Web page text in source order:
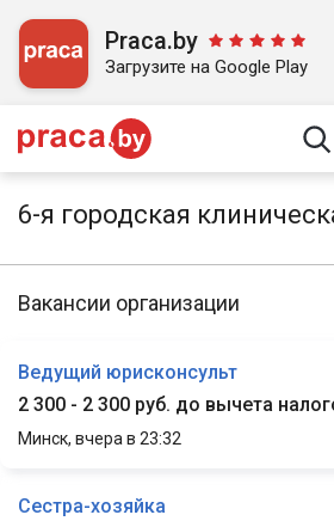
Praca.by
Загрузите на Google Play
6-я городская
Вакансии организации
Ведущий юрисконсульт
2 300 - 2 300 руб. до вычета
Минск, вчера в 23:32
Сестра-хозяйка